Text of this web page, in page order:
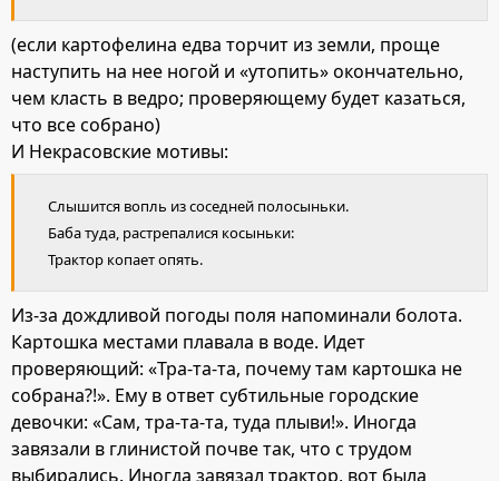
(если картофелина едва торчит из земли, проще
наступить на нее ногой и «утопить» окончательно,
чем класть в ведро; проверяющему будет казаться,
что все собрано)
И Некрасовские мотивы:
Слышится вопль из соседней полосыньки.
Баба туда, растрепалися косыньки:
Трактор копает опять.
Из-за дождливой погоды поля напоминали болота.
Картошка местами плавала в воде. Идет
проверяющий: «Тра-та-та, почему там картошка не
собрана?!». Ему в ответ субтильные городские
девочки: «Сам, тра-та-та, туда плыви!». Иногда
завязали в глинистой почве так, что с трудом
выбирались. Иногда завязал трактор, вот была